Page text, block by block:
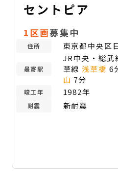
セントピア
1区画募集中
住所 東京都中央区
最寄駅
JR中央・総武
草線 浅草橋 6
山 7分
竣工年 1982年
耐震 新耐震